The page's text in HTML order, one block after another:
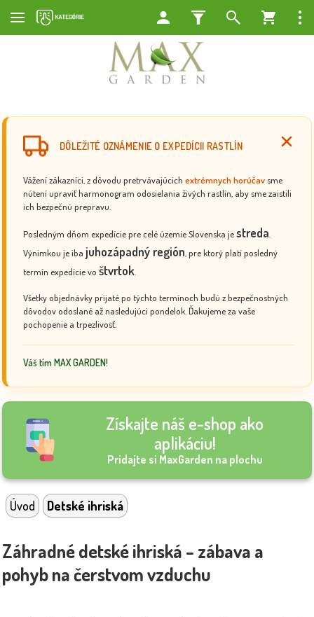
DÔLEŽITÉ OZNÁMENIE O EXPEDÍCII RASTLÍN
Vážení zákazníci, z dôvodu pretrvávajúcich extrémnych horúčav sme
nútení upraviť harmonogram odosielania živých rastlín, aby sme zaistili
ich bezpečnú prepravu.
Posledným dňom expedície pre celé územie Slovenska jestreda
Výnimkou je iba juhozápadný región , pre ktorý platí posledný
termín expedície vo štvrtok
Všetky objednávky prijaté po týchto termínoch budú z bezpečnostných
dôvodov odoslané až nasledujúci pondelok. Ďakujeme za vaše
pochopenie a trpezlivosť.
Váš tím MAX GARDEN!
Získajte náš e-shop ako
aplikáciu!
Pridajte si MaxGarden na plochu
Úvod Detské ihriská
Záhradné detské ihriská – zábava a
pohyb na čerstvom vzduchu